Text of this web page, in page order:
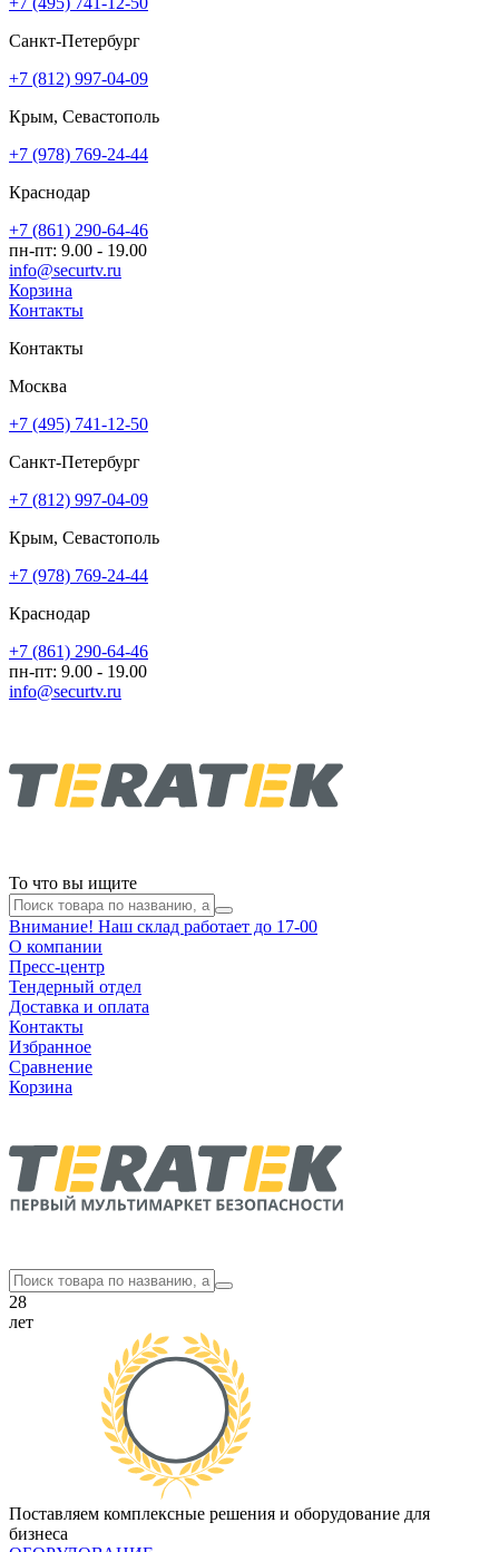
Санкт-Петербург
+7 (812) 997-04-09
Крым, Севастополь
+7 (978) 769-24-44
Краснодар
+7 (861) 290-64-46
пн-пт: 9.00 - 19.00
info@securtv.ru
Корзина
Контакты
Контакты
Москва
+7 (495) 741-12-50
Санкт-Петербург
+7 (812) 997-04-09
Крым, Севастополь
+7 (978) 769-24-44
Краснодар
+7 (861) 290-64-46
пн-пт: 9.00 - 19.00
info@securtv.ru
То что вы ищите
Внимание! Наш склад работает до 17-00
О компании
Пресс-центр
Тендерный отдел
Доставка и оплата
Контакты
Избранное
Сравнение
Корзина
28
лет
Поставляем комплексные решения и оборудование для
бизнеса